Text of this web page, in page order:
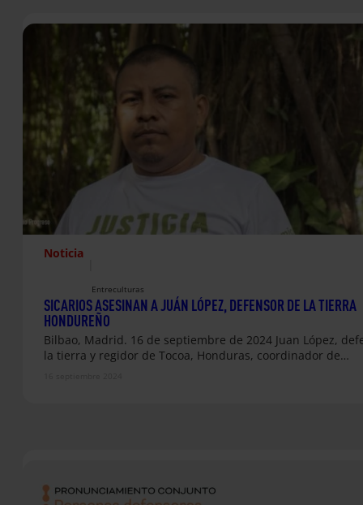
Noticia
Entreculturas
SICARIOS ASESINAN A JUÁN LÓPEZ, DEFENSOR DE LA TIERRA
HONDUREÑO
Bilbao, Madrid. 16 de septiembre de 2024 Juan López,
la tierra y regidor de Tocoa, Honduras, coordinador de…